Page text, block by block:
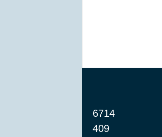
6714
409